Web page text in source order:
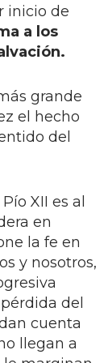
inicio de
a los
grande
el hecho
del
XII es al
en
la fe en
y nosotros,
del
cuenta
llegan a